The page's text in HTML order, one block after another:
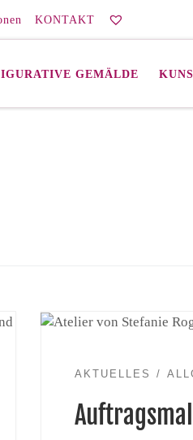
KONTAKT
GEMÄLDE
AKTUELLES